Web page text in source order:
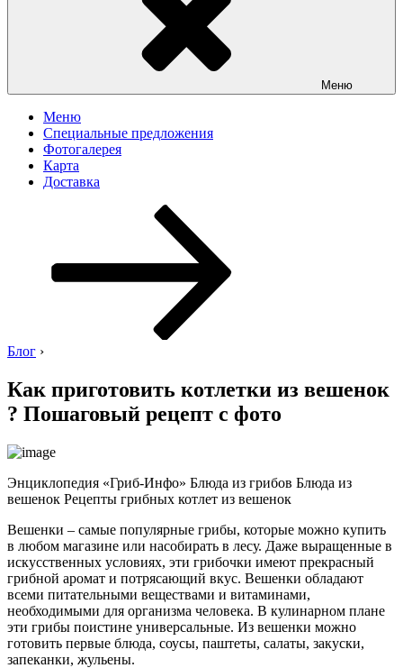
Меню
Меню
Специальные предложения
Фотогалерея
Карта
Доставка
Блог ›
Как приготовить котлетки из вешенок
? Пошаговый рецепт с фото
Энциклопедия «Гриб-Инфо» Блюда из грибов Блюда из
вешенок Рецепты грибных котлет из вешенок
Вешенки – самые популярные грибы, которые можно купить
в любом магазине или насобирать в лесу. Даже выращенные в
искусственных условиях, эти грибочки имеют прекрасный
грибной аромат и потрясающий вкус. Вешенки обладают
всеми питательными веществами и витаминами,
необходимыми для организма человека. В кулинарном плане
эти грибы поистине универсальные. Из вешенки можно
готовить первые блюда, соусы, паштеты, салаты, закуски,
запеканки, жульены.